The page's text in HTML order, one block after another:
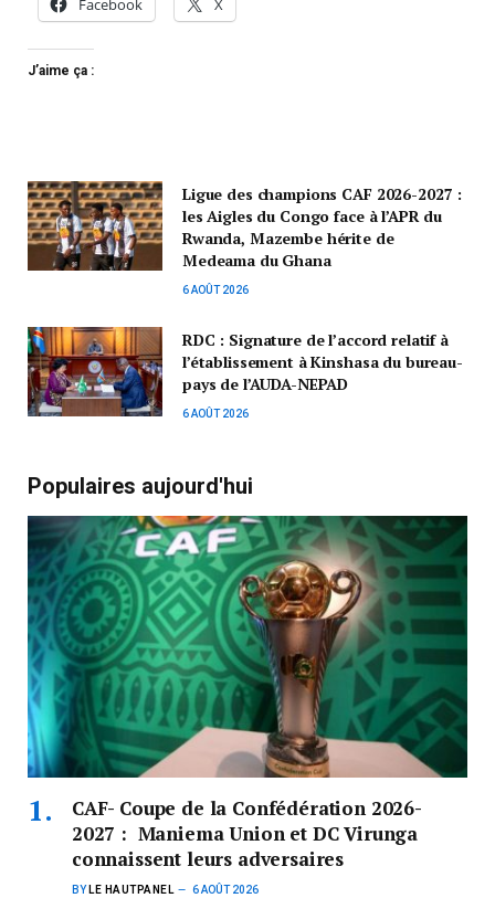
Facebook X
J’aime ça :
Ligue des champions CAF 2026-2027 :
les Aigles du Congo face à l’APR du
Rwanda, Mazembe hérite de
Medeama du Ghana
6 AOÛT 2026
RDC : Signature de l’accord relatif à
l’établissement à Kinshasa du bureau-
pays de l’AUDA-NEPAD
6 AOÛT 2026
Populaires aujourd'hui
CAF- Coupe de la Confédération 2026-
2027 : Maniema Union et DC Virunga
connaissent leurs adversaires
BY LE HAUTPANEL 6 AOÛT 2026